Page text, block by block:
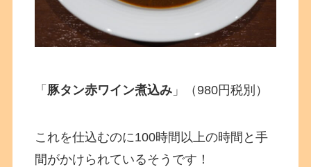
「 豚タン赤ワイン煮込み 」（980円税別）
これを仕込むのに100時間以上の時間と手
間がかけられているそうです！